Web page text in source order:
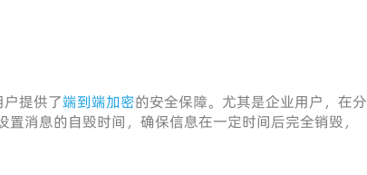
提供了端到端加密的安全保障。尤其是企业用户，在分
消息的自毁时间，确保信息在一定时间后完全销毁，